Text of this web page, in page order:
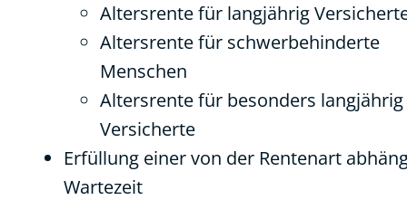
Altersrente für langjährig
Altersrente für schwerbehinderte
Menschen
Altersrente für besonders langjährig
Versicherte
Erfüllung einer von der Rentenart
Wartezeit